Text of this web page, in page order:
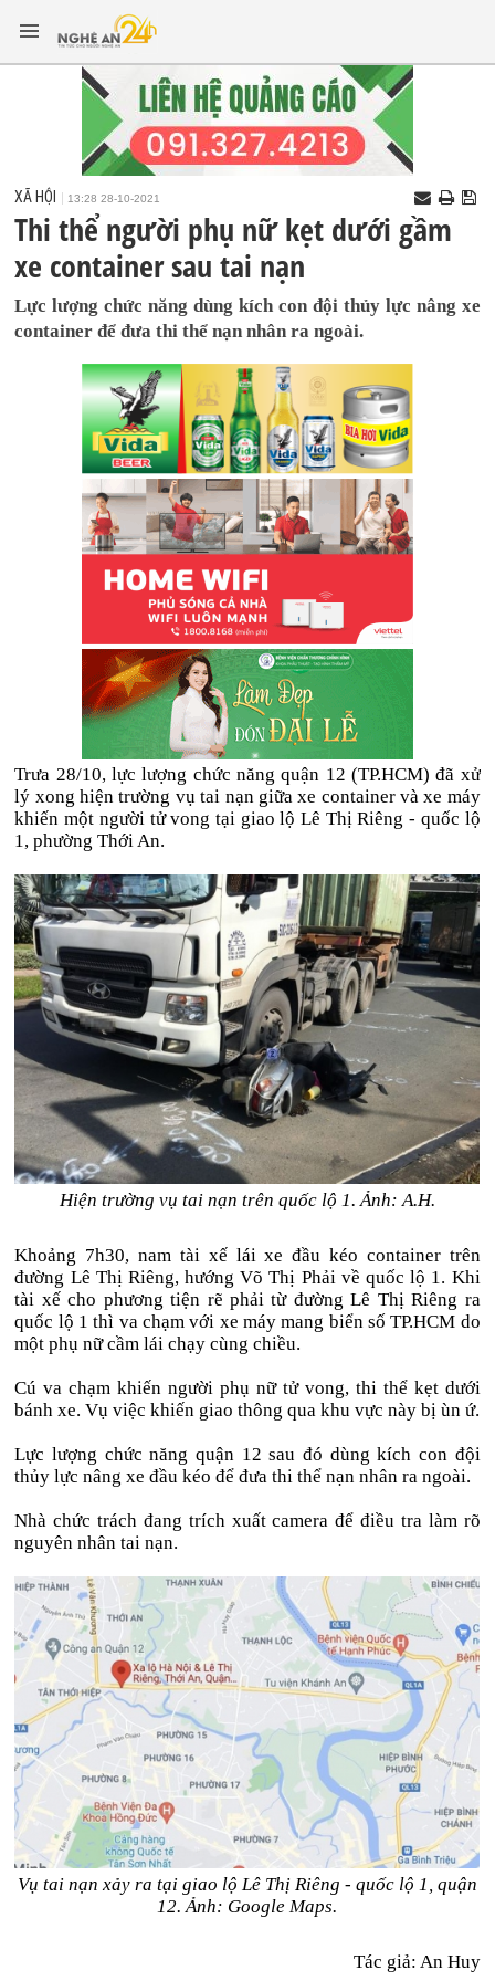
XÃ HỘI 13:28 28-10-2021
Thi thể người phụ nữ kẹt dưới gầm
xe container sau tai nạn
Lực lượng chức năng dùng kích con đội thủy lực nâng xe
container để đưa thi thể nạn nhân ra ngoài.
Trưa 28/10, lực lượng chức năng quận 12 (TP.HCM) đã xử
lý xong hiện trường vụ tai nạn giữa xe container và xe máy
khiến một người tử vong tại giao lộ Lê Thị Riêng - quốc lộ
1, phường Thới An.
Hiện trường vụ tai nạn trên quốc lộ 1. Ảnh: A.H.
Khoảng 7h30, nam tài xế lái xe đầu kéo container trên
đường Lê Thị Riêng, hướng Võ Thị Phải về quốc lộ 1. Khi
tài xế cho phương tiện rẽ phải từ đường Lê Thị Riêng ra
quốc lộ 1 thì va chạm với xe máy mang biển số TP.HCM do
một phụ nữ cầm lái chạy cùng chiều.
Cú va chạm khiến người phụ nữ tử vong, thi thể kẹt dưới
bánh xe. Vụ việc khiến giao thông qua khu vực này bị ùn ứ.
Lực lượng chức năng quận 12 sau đó dùng kích con đội
thủy lực nâng xe đầu kéo để đưa thi thể nạn nhân ra ngoài.
Nhà chức trách đang trích xuất camera để điều tra làm rõ
nguyên nhân tai nạn.
Vụ tai nạn xảy ra tại giao lộ Lê Thị Riêng - quốc lộ 1, quận
12. Ảnh: Google Maps.
Tác giả: An Huy